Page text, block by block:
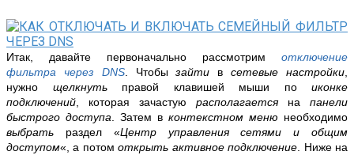
Итак, давайте первоначально рассмотрим отключение
фильтра через DNS. Чтобызайти всетевые настройки,
нужно щелкнуть правой клавишей мыши по иконке
подключений, которая зачастую располагается на панели
быстрого доступа. Затем в контекстном меню необходимо
выбрать раздел «Центр управления сетями и общим
доступом«, а потомоткрыть активное подключение. Ниже на